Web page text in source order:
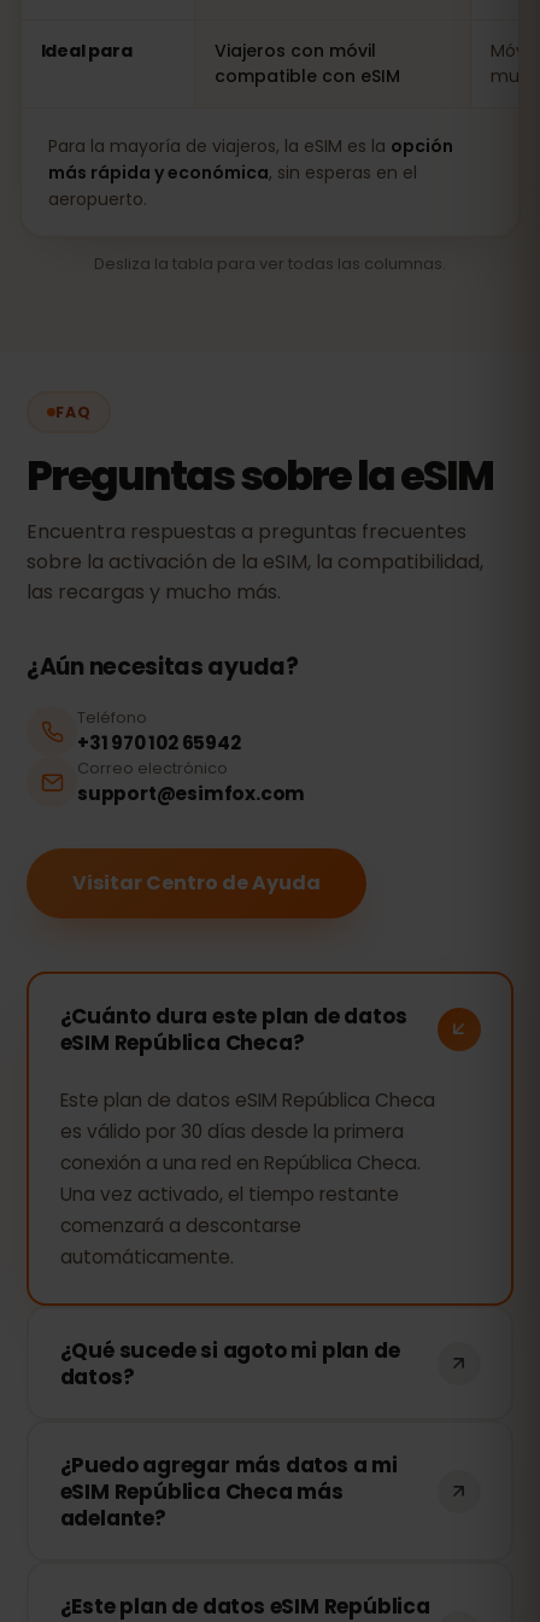
Ideal para
Viajeros con móvil
compatible con eSIM
muy
Para la mayoría de viajeros, la eSIM es la opción
más rápida y económica, sin esperas en el
aeropuerto.
Desliza la tabla para ver todas las columnas.
FAQ
Preguntas sobre la eSIM
Encuentra respuestas a preguntas frecuentes
sobre la activación de la eSIM, la compatibilidad,
las recargas y mucho más.
¿Aún necesitas ayuda?
Teléfono
+31 970 102 65942
Correo electrónico
support@esimfox.com
Visitar Centro de Ayuda
¿Cuánto dura este plan de datos
eSIM República Checa?
Este plan de datos eSIM República Checa
es válido por 30 días desde la primera
conexión a una red en República Checa.
Una vez activado, el tiempo restante
comenzará a descontarse
automáticamente.
¿Qué sucede si agoto mi plan de
datos?
conexión se detendrá. Puedes recargar
tu eSIM fácilmente desde tu panel de
control de eSIMFOX y continuar
¿Puedo agregar más datos a mi
eSIM República Checa más
adelante?
cualquier momento sin necesidad de
¿Este plan de datos eSIM República